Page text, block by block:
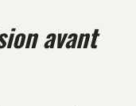
avant